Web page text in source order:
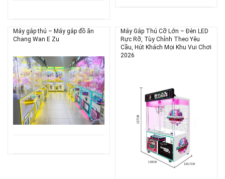
Máy gắp thú – Máy gắp đồ ăn
Chang Wan E Zu
Máy Gắp Thú Cỡ Lớn – Đèn LED
Rực Rỡ, Tùy Chỉnh Theo Yêu
Cầu, Hút Khách Mọi Khu Vui Chơi
2026